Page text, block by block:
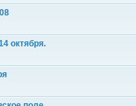
октября.